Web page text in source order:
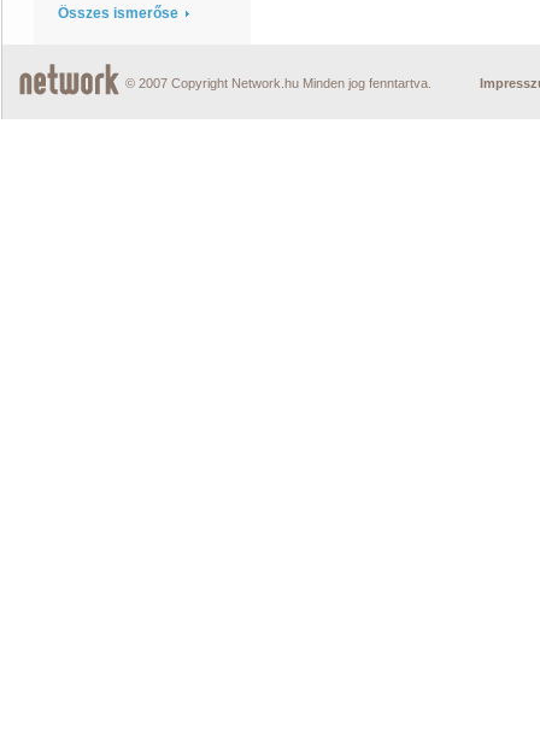
Összes ismerőse
© 2007 Copyright Network.hu Minden jog fenntartva.